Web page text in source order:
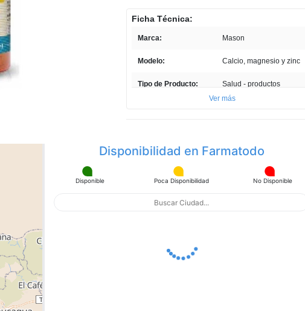
Reviews.
Enlace
página.
Ficha Técnica:
Marca: Mason
Modelo: Calcio, magnesio y zinc
Tipo de Producto:
Salud - productos
naturales
Ver más
con
Disponibilidad en Farmatodo
Disponible Poca Disponibilidad No Disponible